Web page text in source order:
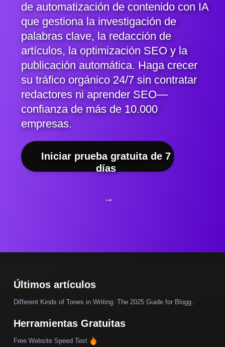
de automatización de contenido con IA
que gestiona la investigación de
palabras clave, la redacción de
artículos, la optimización SEO y la
publicación automática. Haga crecer
su tráfico orgánico 24/7 sin contratar
redactores ni aprender SEO—
confianza de más de 10.000
empresas.
Iniciar prueba gratuita de 7
días
→
Últimos artículos
Different Kinds of Tones in Writing: The 2025 Guide for Blogg..
Herramientas Gratuitas
Free Website Speed Test